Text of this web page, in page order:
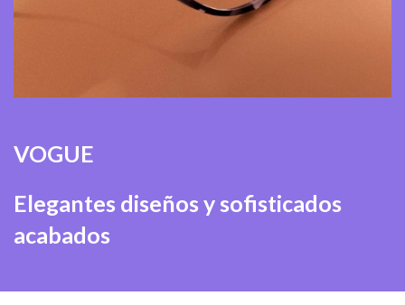
VOGUE
Elegantes diseños y sofisticados
acabados